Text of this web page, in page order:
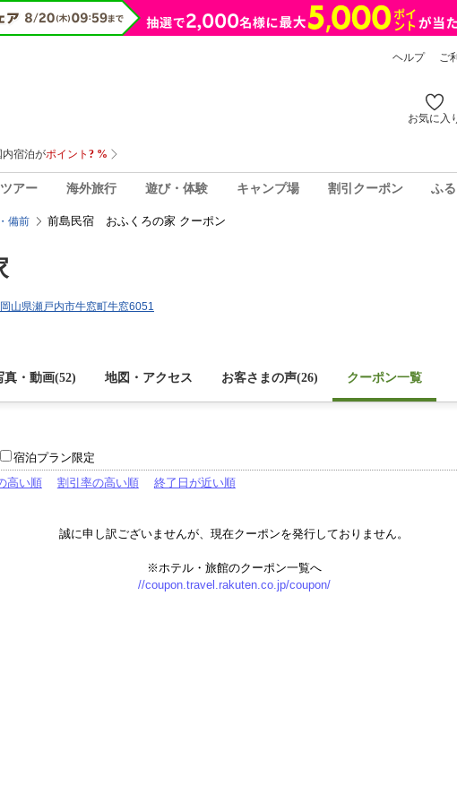
ヘルプ ご
お気に入
アー 海外旅行 遊び・体験 キャンプ場 割引クーポン ふ
備前 前島民宿 おふくろの家 クーポン
山県瀬戸内市牛窓町牛窓6051
真・動画(52) 地図・アクセス お客さまの声(26) クーポン一覧
宿泊プラン限定
高い順 割引率の高い順 終了日が近い順
誠に申し訳ございませんが、現在クーポンを発行しておりません。
※ホテル・旅館のクーポン一覧へ
//coupon.travel.rakuten.co.jp/coupon/